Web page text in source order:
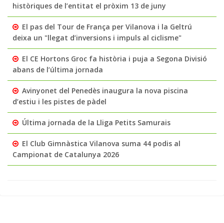
històriques de l’entitat el pròxim 13 de juny
El pas del Tour de França per Vilanova i la Geltrú
deixa un "llegat d’inversions i impuls al ciclisme"
El CE Hortons Groc fa història i puja a Segona Divisió
abans de l’última jornada
Avinyonet del Penedès inaugura la nova piscina
d’estiu i les pistes de pàdel
Última jornada de la Lliga Petits Samurais
El Club Gimnàstica Vilanova suma 44 podis al
Campionat de Catalunya 2026